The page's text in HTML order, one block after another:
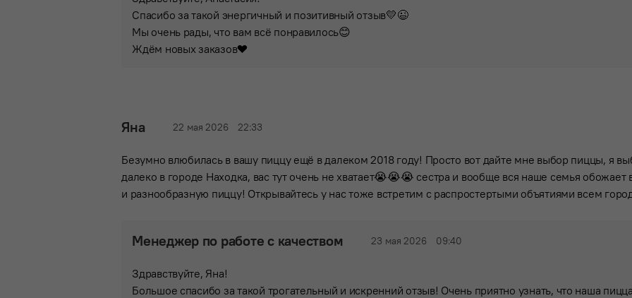
Спасибо за такой энергичный и позитивный отзыв💛😉
Мы очень рады, что вам всё понравилось😊
Ждём новых заказов❤️
Яна 22 мая 2026 22:33
Безумно влюбилась в вашу пиццу ещё в далеком 2018 году! Просто вот дайте мне выбор пиццы, я
далеко в городе Находка, вас тут очень не хватает😭😭😭 сестра и вообще вся наше семья
и разнообразную пиццу! Открывайтесь у нас тоже встретим с распростертыми объятиями всем
Менеджер по работе с качеством 23 мая 2026 09:40
Здравствуйте, Яна!
Большое спасибо за такой трогательный и искренний отзыв! Очень приятно узнать, что наша